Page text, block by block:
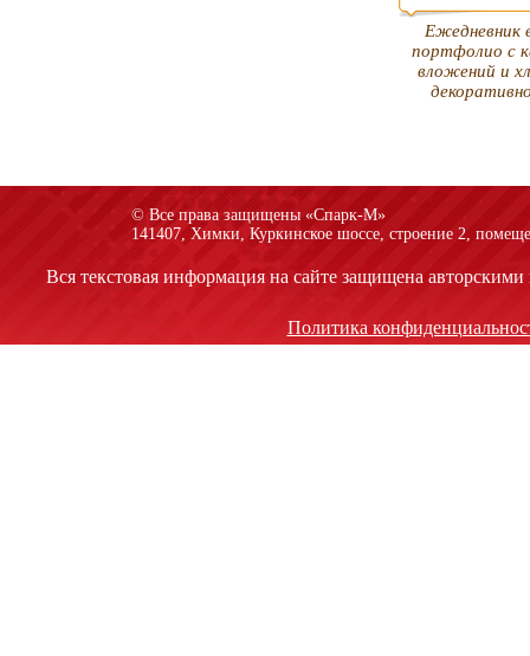
Ежедневник
портфолио с
вложений и
© Все права защищены «Спарк-M»
141407, Химки, Куркинское шоссе, строение 2,
Вся текстовая информация на сайте защищена
Политика